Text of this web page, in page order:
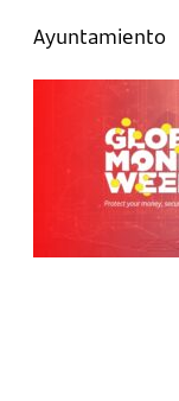
Ayuntamiento